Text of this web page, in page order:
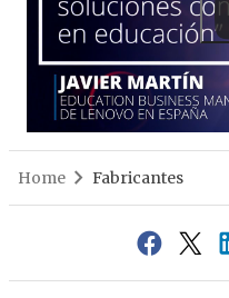
Home Fabricantes